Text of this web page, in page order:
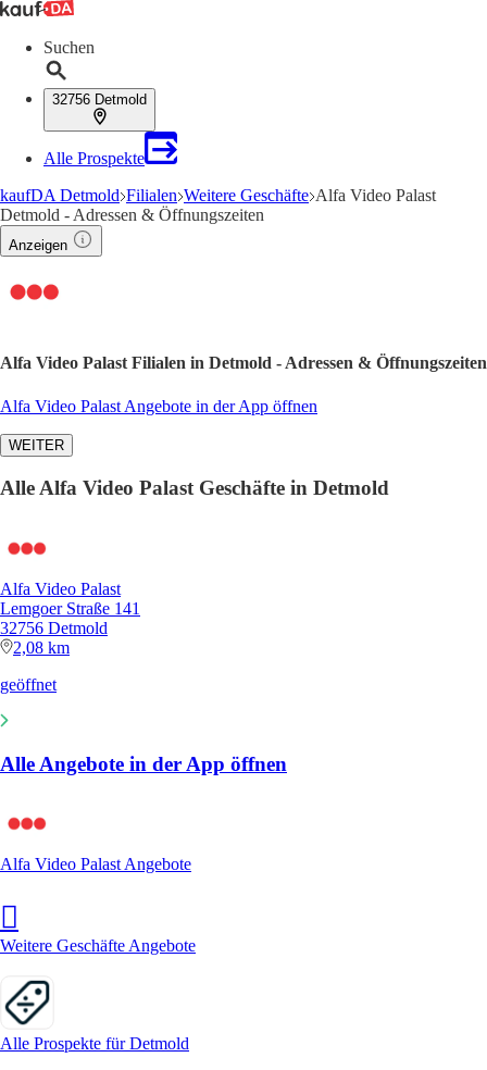
Suchen
32756 Detmold
Alle Prospekte
kaufDA Detmold Filialen Weitere Geschäfte Alfa Video Palast
Detmold - Adressen & Öffnungszeiten
Anzeigen
Alfa Video Palast Filialen in Detmold - Adressen & Öffnungszeiten
Alfa Video Palast Angebote in der App öffnen
WEITER
Alle Alfa Video Palast Geschäfte in Detmold
Alfa Video Palast
Lemgoer Straße 141
32756 Detmold
2,08 km
geöffnet
Alle Angebote in der App öffnen
Alfa Video Palast Angebote
Weitere Geschäfte Angebote
Alle Prospekte für Detmold